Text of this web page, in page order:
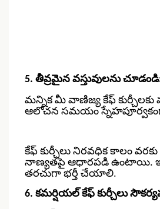
5. తీవ్రమైన వస్తువులను
మన్నిక మీ వాణిజ్య కేఫ్
ఆలోచన సమయం
కేఫ్ కుర్చీలు నిరవధిక కాలం
నాణ్యతపై ఆధారపడి ఉంటాయి.
తరచుగా భర్తీ చేయాలి.
6. కమర్షియల్ కేఫ్ కుర్చీలు